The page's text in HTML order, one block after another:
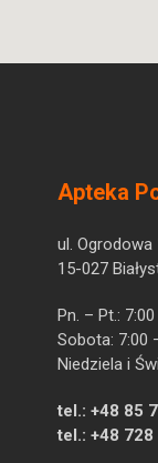
Apteka
ul. Ogrodowa
15-027
Pn. – Pt.:
Sobota: 7:00
Niedziela i
tel.: +48 85
tel.: +48